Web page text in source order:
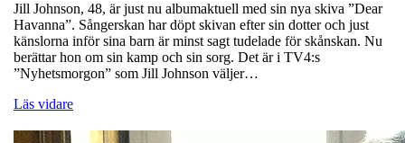
Jill Johnson, 48, är just nu albumaktuell med sin nya skiva ”Dear
Havanna”. Sångerskan har döpt skivan efter sin dotter och just
känslorna inför sina barn är minst sagt tudelade för skånskan. Nu
berättar hon om sin kamp och sin sorg. Det är i TV4:s
”Nyhetsmorgon” som Jill Johnson väljer…
Läs vidare